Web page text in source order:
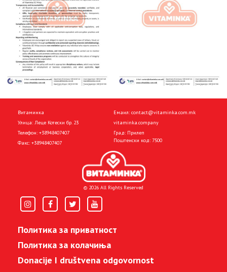
Витаминка
Улица: Леце Котески бр. 23
Телефон: +38948407407
Факс: +38948407407
Емаил: contact@vitaminka.com.mk
vitaminka.company
Град: Прилеп
Поштенски код: 7500
© 2026 All Rights Reserved
Политика за приватност
Политика за колачиња
Donacije I društvena odgovornost